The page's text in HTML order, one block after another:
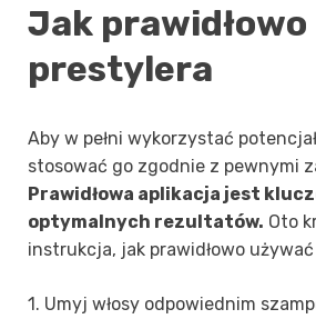
Jak
prestylera
Aby w pełni wykorzystać
stosować go zgodnie z pewnymi
Prawidłowa aplikacja jest
optymalnych rezultatów. Oto
instrukcja, jak prawidłowo
1. Umyj włosy odpowiednim